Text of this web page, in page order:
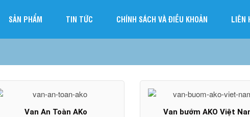
SẢN PHẨM TIN TỨC CHÍNH SÁCH VÀ ĐIỀU KHOẢN LIÊN
Van An Toàn AKo Van bướm AKO Việt